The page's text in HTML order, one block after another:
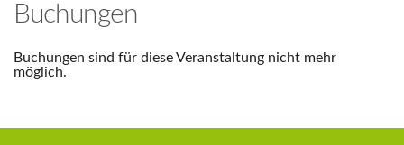
Buchungen
Buchungen sind für diese Veranstaltung nicht mehr
möglich.